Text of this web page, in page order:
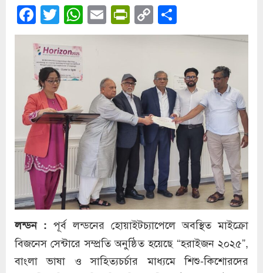
Facebook
Twitter
WhatsApp
EmailPrintFriendly
Copy
Link
লন্ডন : পূর্ব লন্ডনের হোয়াইটচ্যাপেলে অবস্থিত মাইক্রো
বিজনেস সেন্টারে সম্প্রতি অনুষ্ঠিত হয়েছে “হরাইজন ২০২৫”,
বাংলা ভাষা ও সাহিত্যচর্চার মাধ্যমে শিশু-কিশোরদের